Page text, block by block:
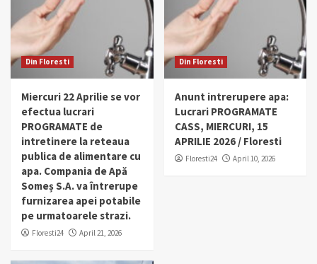
Din Floresti
Miercuri 22 Aprilie se vor
efectua lucrari
PROGRAMATE de
intretinere la reteaua
publica de alimentare cu
apa. Compania de Apă
Someș S.A. va întrerupe
furnizarea apei potabile
pe urmatoarele strazi.
Floresti24 April 21, 2026
Din Floresti
Anunt intrerupere apa:
Lucrari PROGRAMATE
CASS, MIERCURI, 15
APRILIE 2026 / Floresti
Floresti24 April 10, 2026